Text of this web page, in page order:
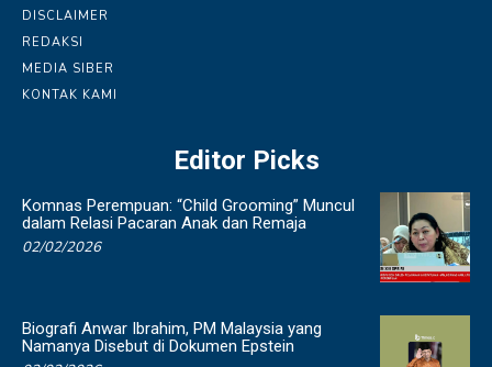
DISCLAIMER
REDAKSI
MEDIA SIBER
KONTAK KAMI
Editor Picks
Komnas Perempuan: “Child Grooming” Muncul
dalam Relasi Pacaran Anak dan Remaja
02/02/2026
Biografi Anwar Ibrahim, PM Malaysia yang
Namanya Disebut di Dokumen Epstein